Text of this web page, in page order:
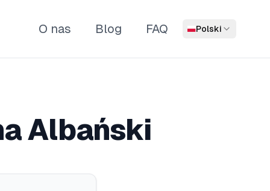
O nas Blog FAQ Polski
Albański